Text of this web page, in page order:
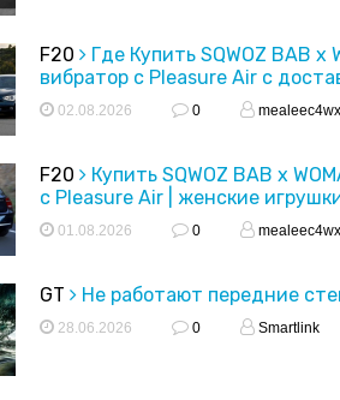
F20
Где Купить SQWOZ BAB x
вибратор с Pleasure Air с
02.08.2026 0 mealeec4wx
F20
Купить SQWOZ BAB x
с Pleasure Air | женские
01.08.2026 0 mealeec4wx
GT Не работают передние
28.06.2026 0 Smartlink